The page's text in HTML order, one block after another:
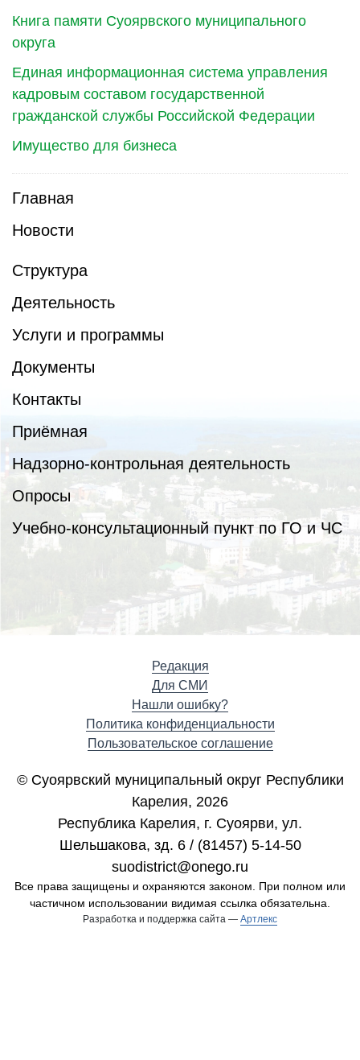
Книга памяти Суоярвского муниципального
округа
Единая информационная система управления
кадровым составом государственной
гражданской службы Российской Федерации
Имущество для бизнеса
Главная
Новости
Структура
Деятельность
Услуги и программы
Документы
Контакты
Приёмная
Надзорно-контрольная деятельность
Опросы
Учебно-консультационный пункт по ГО и ЧС
Редакция
Для СМИ
Нашли ошибку?
Политика конфиденциальности
Пользовательское соглашение
© Суоярвский муниципальный округ Республики
Карелия, 2026
Республика Карелия, г. Cуоярви, ул.
Шельшакова, зд. 6 / (81457) 5-14-50
suodistrict@onego.ru
Все права защищены и охраняются законом. При полном или
частичном использовании видимая ссылка обязательна.
Разработка и поддержка сайта — Артлекс